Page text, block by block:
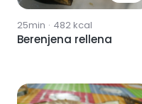
25min · 482kcal
Berenjena rellena